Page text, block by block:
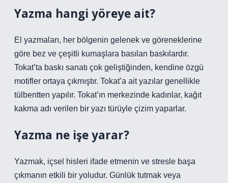
Yazma hangi yöreye ait?
El yazmaları, her bölgenin gelenek ve göreneklerine
göre bez ve çeşitli kumaşlara basılan baskılardır.
Tokat’ta baskı sanatı çok geliştiğinden, kendine özgü
motifler ortaya çıkmıştır. Tokat’a ait yazılar genellikle
tülbentten yapılır. Tokat’ın merkezinde kadınlar, kağıt
kakma adı verilen bir yazı türüyle çizim yaparlar.
Yazma ne işe yarar?
Yazmak, içsel hisleri ifade etmenin ve stresle başa
çıkmanın etkili bir yoludur. Günlük tutmak veya